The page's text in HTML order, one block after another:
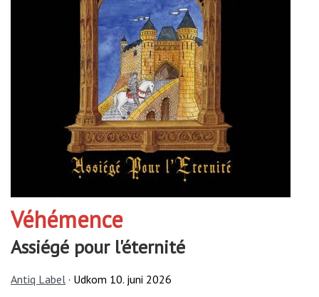
Véhémence
Assiégé pour l'éternité
Antiq Label · Udkom 10. juni 2026